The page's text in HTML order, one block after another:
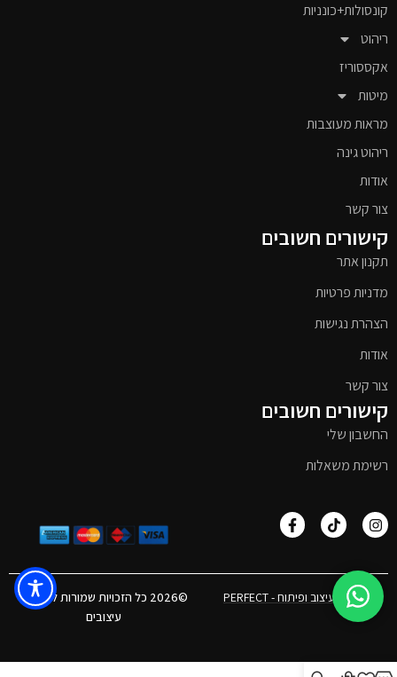
קונסולות+כונניות
ריהוט
אקססוריז
מיטות
מראות מעוצבות
ריהוט גינה
אודות
צור קשר
קישורים חשובים
תקנון אתר
מדניות פרטיות
הצהרת נגישות
אודות
צור קשר
קישורים חשובים
החשבון שלי
רשימת משאלות
אפיון, עיצוב ופיתוח - PERFECT
©2026 כל הזכויות שמורות לטימבר
עיצובים